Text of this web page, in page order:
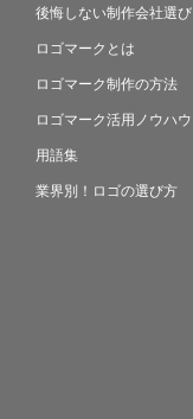
後悔しない制作会社選び
ロゴマークとは
ロゴマーク制作の方法
ロゴマーク活用ノウハウ
用語集
業界別！ロゴの選び方